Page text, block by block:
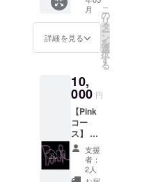
セック
スデザ
インT
シャツ
いたし
ます。
ご希望
のサイ
ズをご
選択く
ださ
い。
月
詳細を見る
こ
の
リ
タ
ー
ン
を
選
択
す
る
10,
000 円
【Pink
コー
ス】 ・
応援あ
りがと
う！
メッ
支援
者：
2人